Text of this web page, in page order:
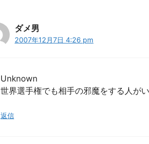
ダメ男
2007年12月7日 4:26 pm
Unknown
世界選手権でも相手の邪魔をする人が
返信